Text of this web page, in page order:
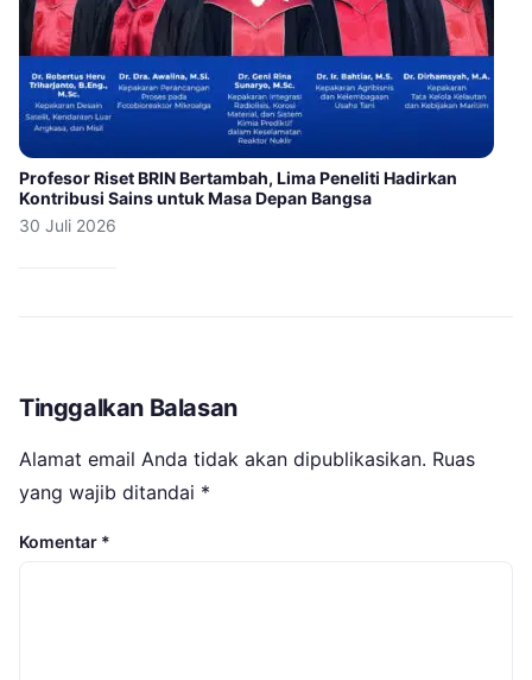
Profesor Riset BRIN Bertambah, Lima Peneliti Hadirkan
Kontribusi Sains untuk Masa Depan Bangsa
30 Juli 2026
Tinggalkan Balasan
Alamat email Anda tidak akan dipublikasikan. Ruas
yang wajib ditandai *
Komentar *